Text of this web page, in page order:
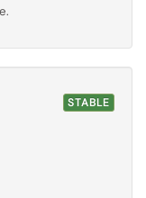
STABLE